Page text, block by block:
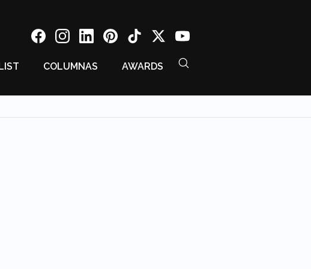
COLUMNAS AWARDS